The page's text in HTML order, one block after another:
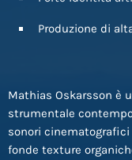
Produzione di
Mathias Oskarsson è
strumentale
sonori
fonde texture